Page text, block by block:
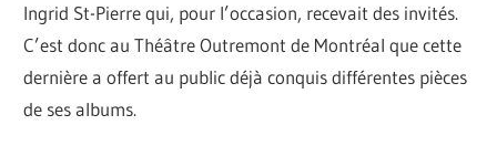
Ingrid St-Pierre qui, pour l’occasion, recevait des invités.
C’est donc au Théâtre Outremont de Montréal que cette
dernière a offert au public déjà conquis différentes pièces
de ses albums.